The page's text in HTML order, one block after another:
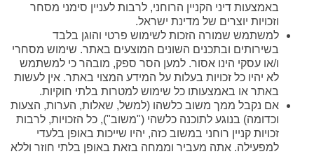
באמצעות דיני הקניין הרוחני, לרבות לעניין סימני מסחר
וזכויות יוצרים של מדינת ישראל.
למשתמש שמורה הזכות לשימוש פרטי והוגן בלבד
בשירותים ובתכנים השונים המוצעים באתר. שימוש מסחרי
ו/או עסקי הינו אסור. למען הסר ספק, מובהר כי למשתמש
לא יהיו כל זכויות בעלות על המידע המצוי באתר. אין לעשות
באתר או באמצעותו כל שימוש למטרות בלתי חוקיות.
אם נקבל ממך משוב כלשהו (למשל, שאלות, הערות, הצעות
וכדומה) בנוגע לתוכנה כלשהי ("משוב"), כל הזכויות, לרבות
זכויות קניין רוחני במשוב כזה, יהיו שייכות באופן בלעדי
למפעילה. אתה מעביר וממחה בזאת באופן בלתי חוזר וללא